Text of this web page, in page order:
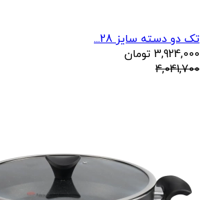
تک دو دسته سایز 28...
3,924,000 تومان
4,041,700